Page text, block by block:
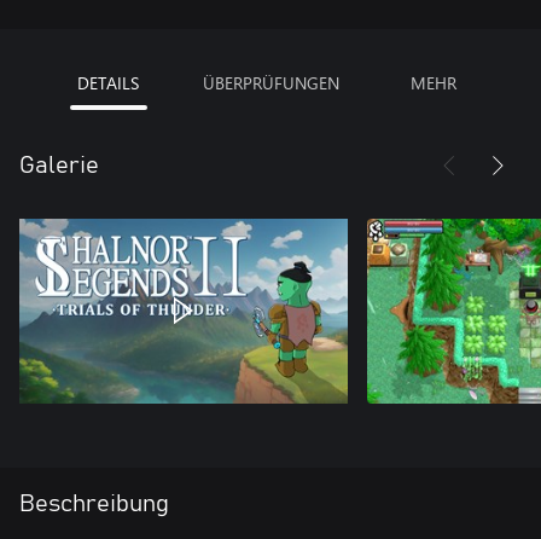
DETAILS ÜBERPRÜFUNGEN MEHR
Galerie
Beschreibung